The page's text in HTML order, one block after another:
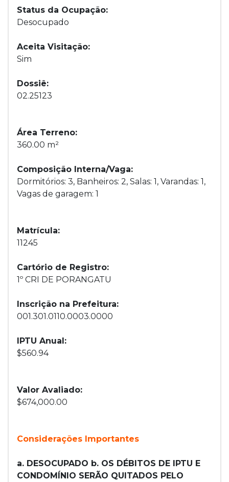
Status da Ocupação:
Desocupado
Aceita Visitação:
Sim
Dossiê:
02.25123
Área Terreno:
360.00 m²
Composição Interna/Vaga:
Dormitórios: 3, Banheiros: 2, Salas: 1, Varandas: 1,
Vagas de garagem: 1
Matrícula:
11245
Cartório de Registro:
1º CRI DE PORANGATU
Inscrição na Prefeitura:
001.301.0110.0003.0000
IPTU Anual:
$560.94
Valor Avaliado:
$674,000.00
Considerações Importantes
a. DESOCUPADO b. OS DÉBITOS DE IPTU E
CONDOMÍNIO SERÃO QUITADOS PELO